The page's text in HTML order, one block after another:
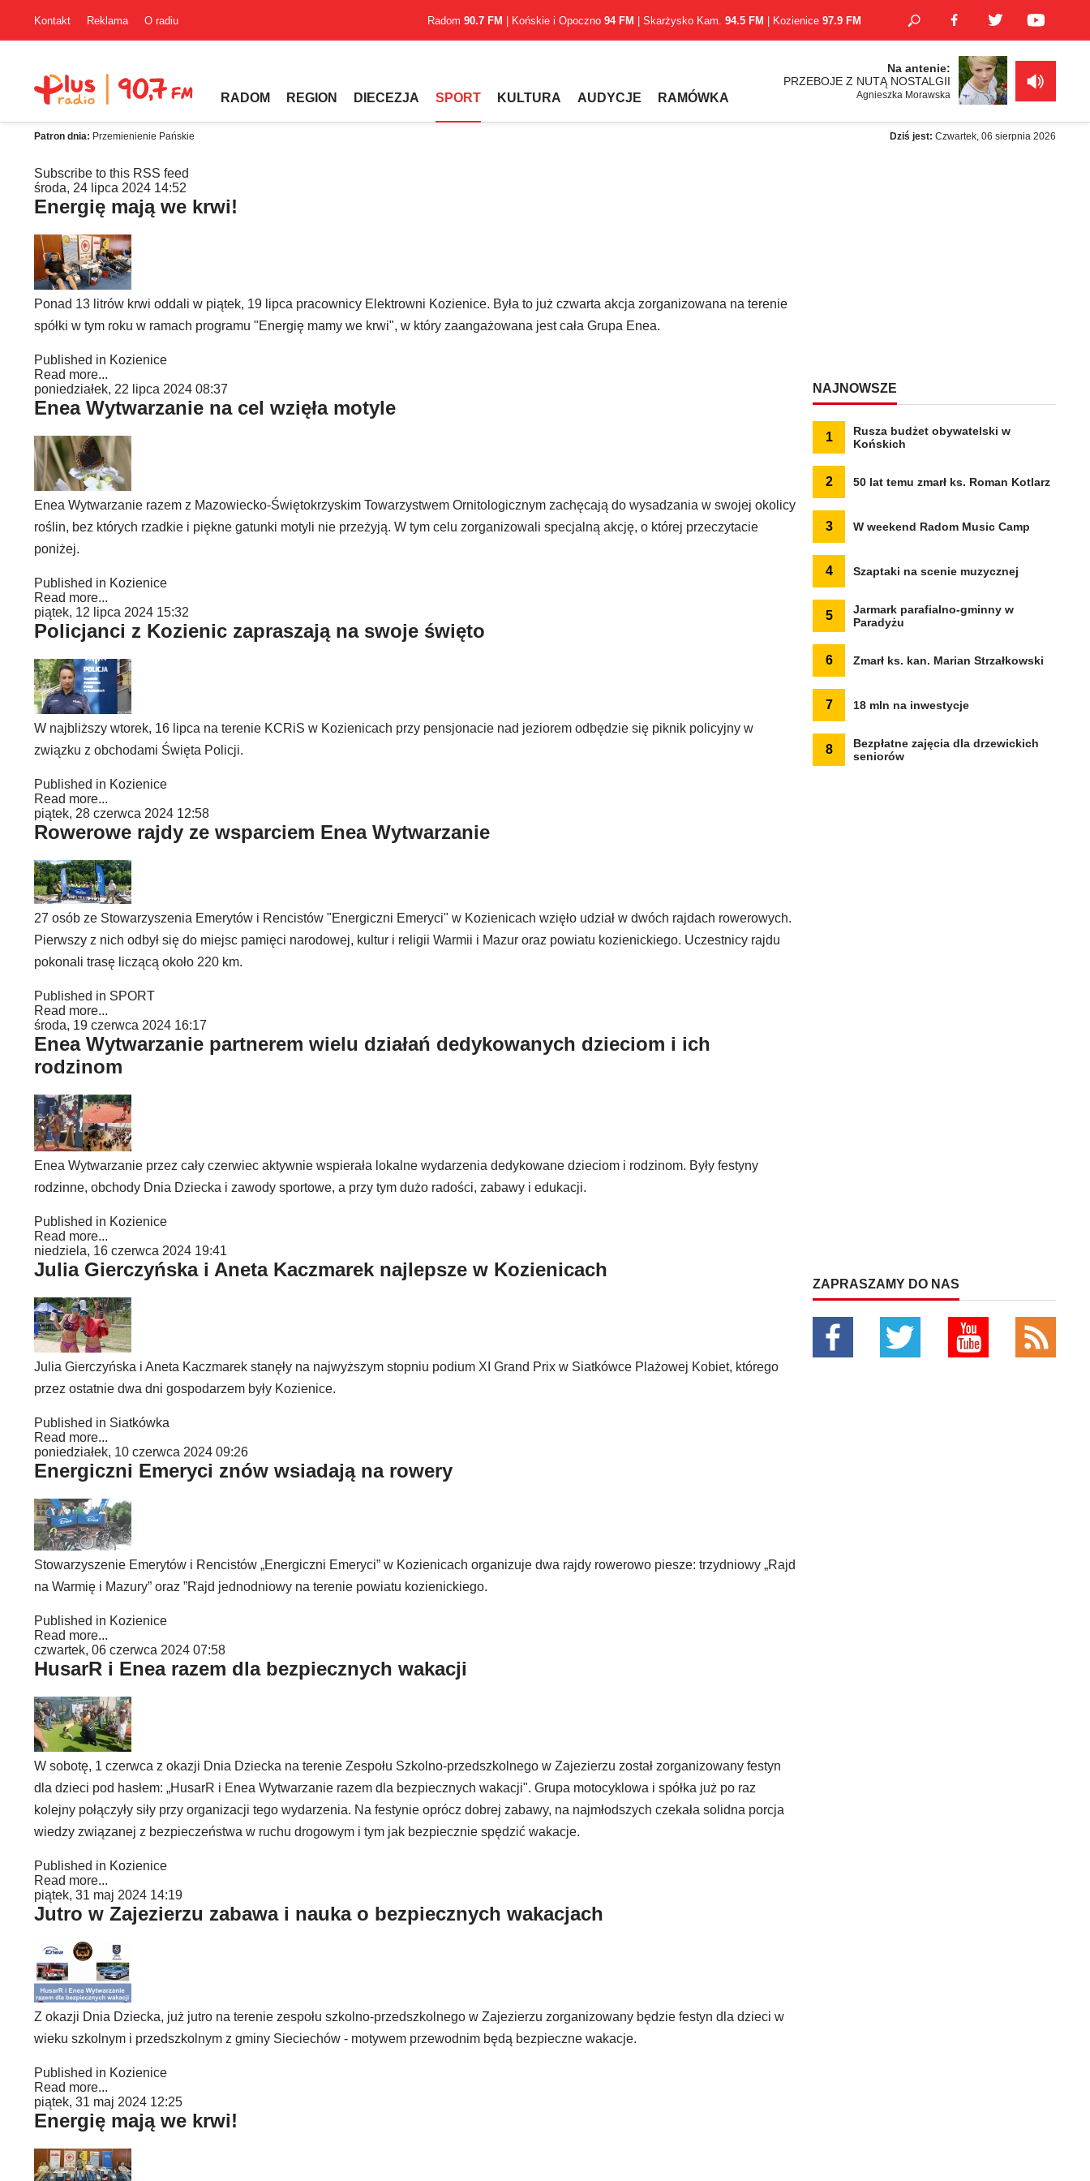
Kontakt Reklama O radiu Radom 90.7 FM | Końskie i Opoczno 94 FM | Skarżysko Kam. 94.5 FM | Kozienice 97.9 FM
RADOM REGION DIECEZJA SPORT KULTURA AUDYCJE RAMÓWKA
Na antenie:
PRZEBOJE Z NUTĄ NOSTALGII
Agnieszka Morawska
Patron dnia: Przemienienie Pańskie Dziś jest: Czwartek, 06 sierpnia 2026
Subscribe to this RSS feed
środa, 24 lipca 2024 14:52
Energię mają we krwi!
Ponad 13 litrów krwi oddali w piątek, 19 lipca pracownicy Elektrowni Kozienice. Była to już czwarta akcja zorganizowana na terenie
spółki w tym roku w ramach programu "Energię mamy we krwi", w który zaangażowana jest cała Grupa Enea.
Published in Kozienice
Read more...
poniedziałek, 22 lipca 2024 08:37
Enea Wytwarzanie na cel wzięła motyle
Enea Wytwarzanie razem z Mazowiecko-Świętokrzyskim Towarzystwem Ornitologicznym zachęcają do wysadzania w swojej okolicy
roślin, bez których rzadkie i piękne gatunki motyli nie przeżyją. W tym celu zorganizowali specjalną akcję, o której przeczytacie
poniżej.
Published in Kozienice
Read more...
piątek, 12 lipca 2024 15:32
Policjanci z Kozienic zapraszają na swoje święto
W najbliższy wtorek, 16 lipca na terenie KCRiS w Kozienicach przy pensjonacie nad jeziorem odbędzie się piknik policyjny w
związku z obchodami Święta Policji.
Published in Kozienice
Read more...
piątek, 28 czerwca 2024 12:58
Rowerowe rajdy ze wsparciem Enea Wytwarzanie
27 osób ze Stowarzyszenia Emerytów i Rencistów "Energiczni Emeryci" w Kozienicach wzięło udział w dwóch rajdach rowerowych.
Pierwszy z nich odbył się do miejsc pamięci narodowej, kultur i religii Warmii i Mazur oraz powiatu kozienickiego. Uczestnicy rajdu
pokonali trasę liczącą około 220 km.
Published in SPORT
Read more...
środa, 19 czerwca 2024 16:17
Enea Wytwarzanie partnerem wielu działań dedykowanych dzieciom i ich
rodzinom
Enea Wytwarzanie przez cały czerwiec aktywnie wspierała lokalne wydarzenia dedykowane dzieciom i rodzinom. Były festyny
rodzinne, obchody Dnia Dziecka i zawody sportowe, a przy tym dużo radości, zabawy i edukacji.
Published in Kozienice
Read more...
niedziela, 16 czerwca 2024 19:41
Julia Gierczyńska i Aneta Kaczmarek najlepsze w Kozienicach
Julia Gierczyńska i Aneta Kaczmarek stanęły na najwyższym stopniu podium XI Grand Prix w Siatkówce Plażowej Kobiet, którego
przez ostatnie dwa dni gospodarzem były Kozienice.
Published in Siatkówka
Read more...
poniedziałek, 10 czerwca 2024 09:26
Energiczni Emeryci znów wsiadają na rowery
Stowarzyszenie Emerytów i Rencistów „Energiczni Emeryci” w Kozienicach organizuje dwa rajdy rowerowo piesze: trzydniowy „Rajd
na Warmię i Mazury” oraz ”Rajd jednodniowy na terenie powiatu kozienickiego.
Published in Kozienice
Read more...
czwartek, 06 czerwca 2024 07:58
HusarR i Enea razem dla bezpiecznych wakacji
W sobotę, 1 czerwca z okazji Dnia Dziecka na terenie Zespołu Szkolno-przedszkolnego w Zajezierzu został zorganizowany festyn
dla dzieci pod hasłem: „HusarR i Enea Wytwarzanie razem dla bezpiecznych wakacji". Grupa motocyklowa i spółka już po raz
kolejny połączyły siły przy organizacji tego wydarzenia. Na festynie oprócz dobrej zabawy, na najmłodszych czekała solidna porcja
wiedzy związanej z bezpieczeństwa w ruchu drogowym i tym jak bezpiecznie spędzić wakacje.
Published in Kozienice
Read more...
piątek, 31 maj 2024 14:19
Jutro w Zajezierzu zabawa i nauka o bezpiecznych wakacjach
Z okazji Dnia Dziecka, już jutro na terenie zespołu szkolno-przedszkolnego w Zajezierzu zorganizowany będzie festyn dla dzieci w
wieku szkolnym i przedszkolnym z gminy Sieciechów - motywem przewodnim będą bezpieczne wakacje.
Published in Kozienice
Read more...
piątek, 31 maj 2024 12:25
Energię mają we krwi!
NAJNOWSZE
1
Rusza budżet obywatelski w
Końskich
2 50 lat temu zmarł ks. Roman Kotlarz
3 W weekend Radom Music Camp
4 Szaptaki na scenie muzycznej
5
Jarmark parafialno-gminny w
Paradyżu
6 Zmarł ks. kan. Marian Strzałkowski
7 18 mln na inwestycje
8
Bezpłatne zajęcia dla drzewickich
seniorów
ZAPRASZAMY DO NAS